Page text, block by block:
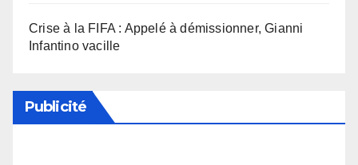
Crise à la FIFA : Appelé à démissionner, Gianni
Infantino vacille
Publicité